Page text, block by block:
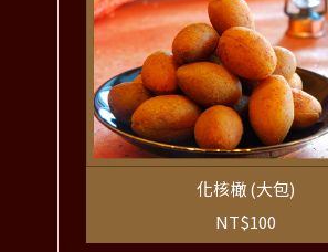
化核橄 (大包)
NT$100